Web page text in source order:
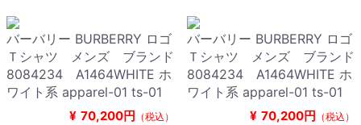
バーバリー BURBERRY ロゴ
Ｔシャツ メンズ ブランド
8084234 A1464WHITE ホ
ワイト系 apparel-01 ts-01
¥ 70,200円 （税込）
バーバリー BURBERRY ロゴ
Ｔシャツ メンズ ブランド
8084234 A1464WHITE ホ
ワイト系 apparel-01 ts-01
¥ 70,200円 （税込）